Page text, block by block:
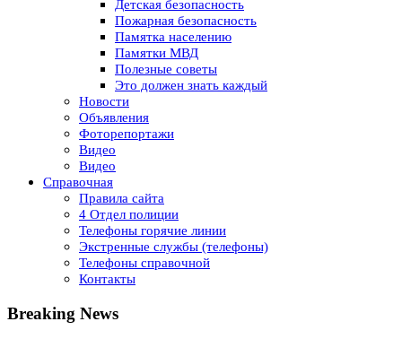
Детская безопасность
Пожарная безопасность
Памятка населению
Памятки МВД
Полезные советы
Это должен знать каждый
Новости
Объявления
Фоторепортажи
Видео
Видео
Справочная
Правила сайта
4 Отдел полиции
Телефоны горячие линии
Экстренные службы (телефоны)
Телефоны справочной
Контакты
Breaking News